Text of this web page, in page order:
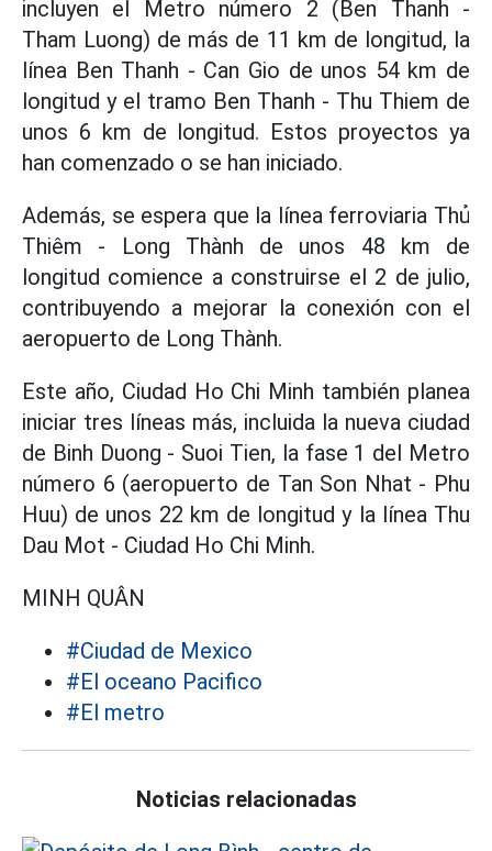
incluyen el Metro número 2 (Ben Thanh -
Tham Luong) de más de 11 km de longitud, la
línea Ben Thanh - Can Gio de unos 54 km de
longitud y el tramo Ben Thanh - Thu Thiem de
unos 6 km de longitud. Estos proyectos ya
han comenzado o se han iniciado.
Además, se espera que la línea ferroviaria Thủ
Thiêm - Long Thành de unos 48 km de
longitud comience a construirse el 2 de julio,
contribuyendo a mejorar la conexión con el
aeropuerto de Long Thành.
Este año, Ciudad Ho Chi Minh también planea
iniciar tres líneas más, incluida la nueva ciudad
de Binh Duong - Suoi Tien, la fase 1 del Metro
número 6 (aeropuerto de Tan Son Nhat - Phu
Huu) de unos 22 km de longitud y la línea Thu
Dau Mot - Ciudad Ho Chi Minh.
MINH QUÂN
#Ciudad de Mexico
#El oceano Pacifico
#El metro
Noticias relacionadas